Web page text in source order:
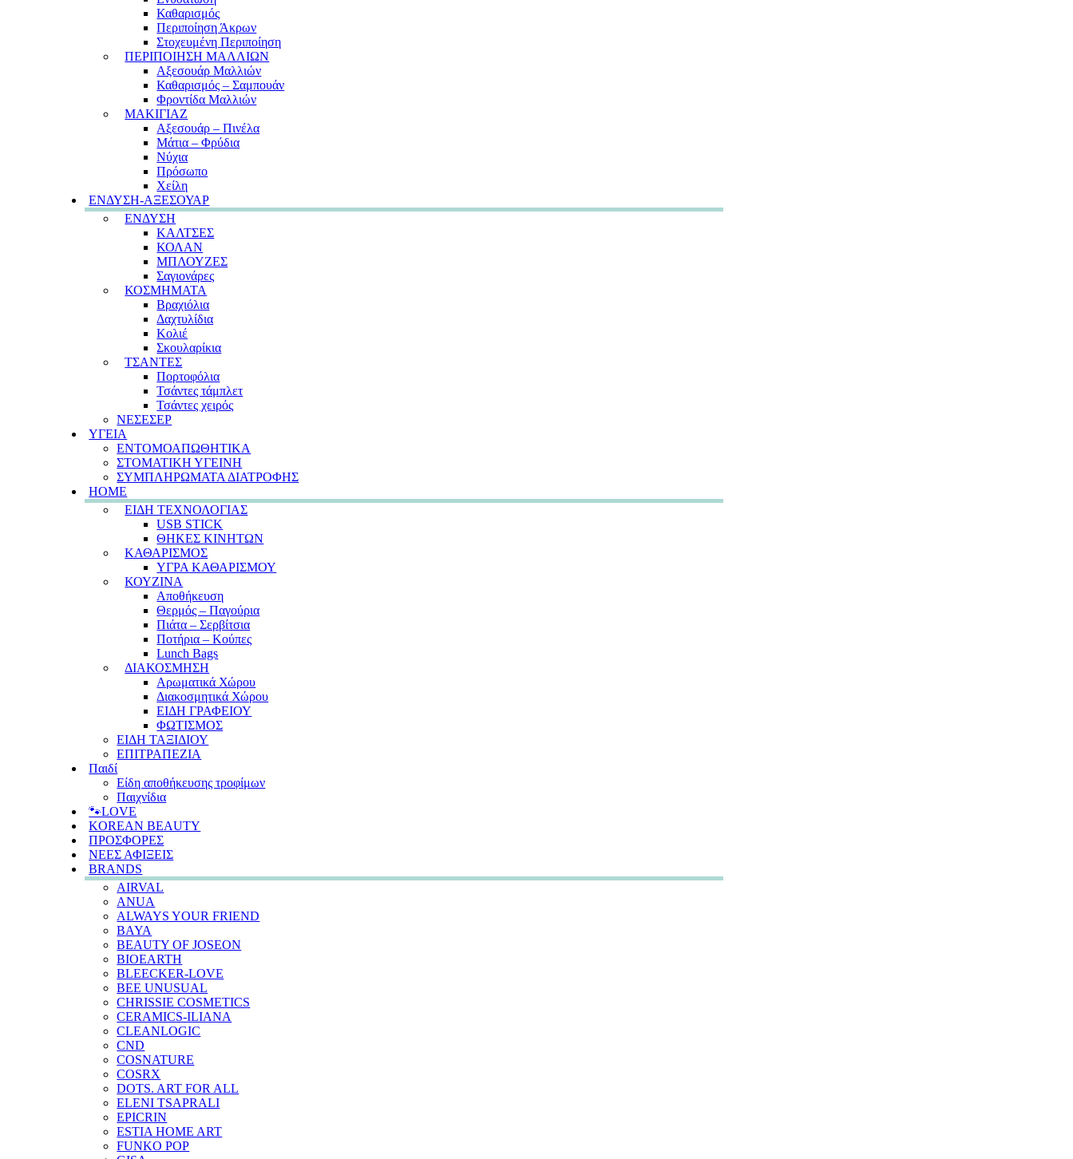
Καθαρισμός
Περιποίηση Άκρων
Στοχευμένη Περιποίηση
ΠΕΡΙΠΟΙΗΣΗ ΜΑΛΛΙΩΝ
Αξεσουάρ Μαλλιών
Καθαρισμός – Σαμπουάν
Φροντίδα Μαλλιών
ΜΑΚΙΓΙΑΖ
Αξεσουάρ – Πινέλα
Μάτια – Φρύδια
Νύχια
Πρόσωπο
Χείλη
ΕΝΔΥΣΗ-ΑΞΕΣΟΥΑΡ
ΕΝΔΥΣΗ
ΚΑΛΤΣΕΣ
ΚΟΛΑΝ
ΜΠΛΟΥΖΕΣ
Σαγιονάρες
ΚΟΣΜΗΜΑΤΑ
Βραχιόλια
Δαχτυλίδια
Κολιέ
Σκουλαρίκια
ΤΣΑΝΤΕΣ
Πορτοφόλια
Τσάντες τάμπλετ
Τσάντες χειρός
ΝΕΣΕΣΕΡ
ΥΓΕΙΑ
ΕΝΤΟΜΟΑΠΩΘΗΤΙΚΑ
ΣΤΟΜΑΤΙΚΗ ΥΓΕΙΝΗ
ΣΥΜΠΛΗΡΩΜΑΤΑ ΔΙΑΤΡΟΦΗΣ
HOME
ΕΙΔΗ ΤΕΧΝΟΛΟΓΙΑΣ
USB STICK
ΘΗΚΕΣ ΚΙΝΗΤΩΝ
ΚΑΘΑΡΙΣΜΟΣ
ΥΓΡΑ ΚΑΘΑΡΙΣΜΟΥ
ΚΟΥΖΙΝΑ
Αποθήκευση
Θερμός – Παγούρια
Πιάτα – Σερβίτσια
Ποτήρια – Κούπες
Lunch Bags
ΔΙΑΚΟΣΜΗΣΗ
Αρωματικά Χώρου
Διακοσμητικά Χώρου
ΕΙΔΗ ΓΡΑΦΕΙΟΥ
ΦΩΤΙΣΜΟΣ
ΕΙΔΗ ΤΑΞΙΔΙΟΥ
ΕΠΙΤΡΑΠΕΖΙΑ
Παιδί
Είδη αποθήκευσης τροφίμων
Παιχνίδια
🐾LOVE
KOREAN BEAUTY
ΠΡΟΣΦΟΡΕΣ
ΝΕΕΣ ΑΦΙΞΕΙΣ
BRANDS
AIRVAL
ANUA
ALWAYS YOUR FRIEND
BAYA
BEAUTY OF JOSEON
BIOEARTH
BLEECKER-LOVE
BEE UNUSUAL
CHRISSIE COSMETICS
CERAMICS-ILIANA
CLEANLOGIC
CND
COSNATURE
COSRX
DOTS. ART FOR ALL
ELENI TSAPRALI
EPICRIN
ESTIA HOME ART
FUNKO POP